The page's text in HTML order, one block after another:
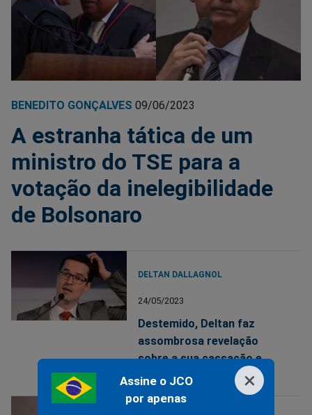
×
Assine o JCO
por apenas
BENEDITO GONÇALVES 09/06/2023
A estranha tática de um
ministro do TSE para a
votação da inelegibilidade
de Bolsonaro
DELTAN DALLAGNOL
24/05/2023
Destemido, Deltan faz
assombrosa revelação
sobre a sua cassação e
complica plano de Lula